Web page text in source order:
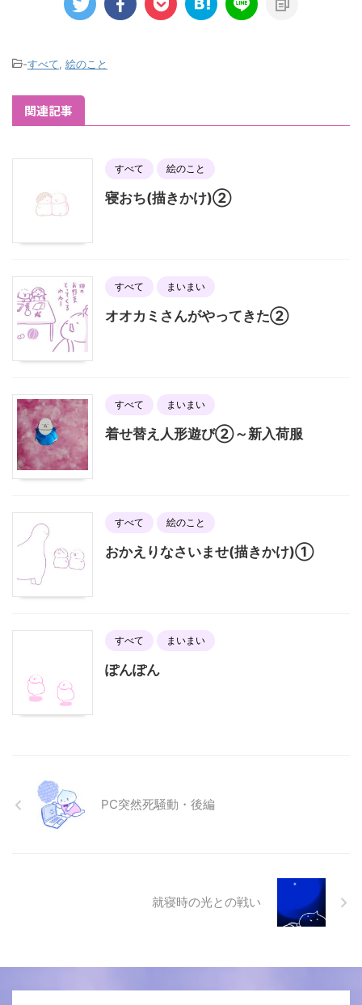
-すべて 絵のこと
関連記事
すべて 絵のこと
寝おち(描きかけ)②
すべて まいまい
オオカミさんがやってきた②
すべて まいまい
着せ替え人形遊び②～新入荷服
すべて 絵のこと
おかえりなさいませ(描きかけ)①
すべて まいまい
ぽんぽん
PC突然死騒動・後編
就寝時の光との戦い